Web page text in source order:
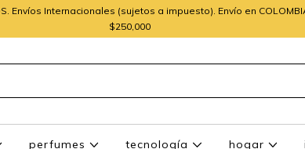
Envíos Internacionales (sujetos a impuesto). Envío en
$250,000
perfumes tecnología hogar